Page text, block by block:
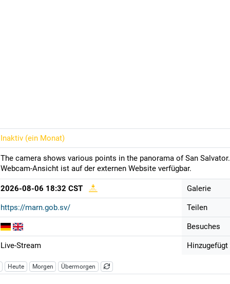
Inaktiv (ein Monat)
The camera shows various points in the panorama of San
Webcam-Ansicht ist auf der externen Website verfügbar.
2026-08-06 18:32 CST
https://marn.gob.sv/
Live-Stream
Galerie
Teilen
Besuches
Hinzugefügt
Heute Morgen Übermorgen